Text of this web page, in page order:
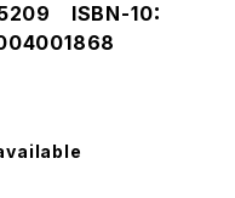
ISBN-10：